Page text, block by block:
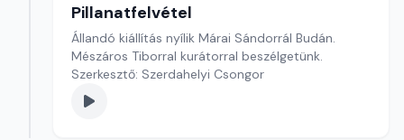
Pillanatfelvétel
Állandó kiállítás nyílik Márai Sándorrál Budán.
Mészáros Tiborral kurátorral beszélgetünk.
Szerkesztő: Szerdahelyi Csongor